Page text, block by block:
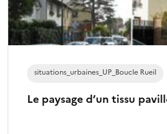
Le paysage d’un tissu
situations_urbaines_UP_Boucle Rueil